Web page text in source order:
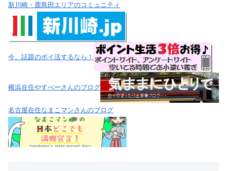
新川崎・鹿島田エリアのコミュニティ
今、話題のポイ活するなら！
横浜在住やすべーさんのブログ
名古屋在住なまこマンさんのブログ